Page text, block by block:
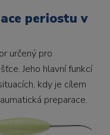
periostu v
určený pro
Jeho hlavní funkcí
kdy je cílem
preparace.